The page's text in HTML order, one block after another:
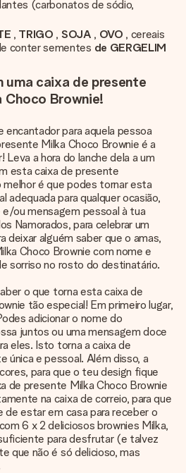
(carbonatos de sódio,
, TRIGO , SOJA , OVO , cereais
conter sementes de GERGELIM
uma caixa de presente
Choco Brownie!
para aquela pessoa
Milka Choco Brownie é a
a hora do lanche dela a um
esta caixa de presente
melhor é que podes tornar esta
adequada para qualquer ocasião,
ou mensagem pessoal à tua
Namorados, para celebrar um
deixar alguém saber que o amas,
Choco Brownie com nome e
sorriso no rosto do destinatário.
o que torna esta caixa de
tão especial! Em primeiro lugar,
adicionar o nome do
juntos ou uma mensagem doce
eles. Isto torna a caixa de
única e pessoal. Além disso, a
para que o teu design fique
de presente Milka Choco Brownie
na caixa de correio, para que
estar em casa para receber o
6 x 2 deliciosos brownies Milka,
para desfrutar (e talvez
que não é só delicioso, mas